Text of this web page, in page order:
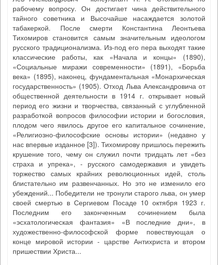
рабочему вопросу. Он достигает чина действительного
тайного советника и Высочайше насаждается золотой
табакеркой. После смерти Константина Леонтьева
Тихомиров становится самым значительным идеологом
русского традиционализма. Из-под его пера выходят такие
классические работы, как «Начала и концы» (1890),
«Социальные миражи современности» (1891), «Борьба
века» (1895), наконец, фундаментальная «Монархическая
государственность» (1905). Отход Льва Александровича от
общественной деятельности в 1914 г. открывает новый
период его жизни и творчества, связанный с углубленной
разработкой вопросов философии истории и богословия,
плодом чего явилось другое его капитальное сочинение,
«Религиозно-философские основы истории» (недавно у
нас впервые изданное [3]). Тихомирову пришлось пережить
крушение того, чему он служил почти тридцать лет «без
страха и упрека», - русского самодержавия и увидеть
торжество самых крайних революционных идей, столь
блистательно им развенчанных. Но это не изменило его
убеждений... Победители не тронули старого льва, он умер
своей смертью в Сергиевом Посаде 10 октября 1923 г.
Последним его законченным сочинением была
«эсхатологическая фантазия» «В последние дни», в
художественно-философской форме повествующая о
конце мировой истории - царстве Антихриста и втором
пришествии Христа...